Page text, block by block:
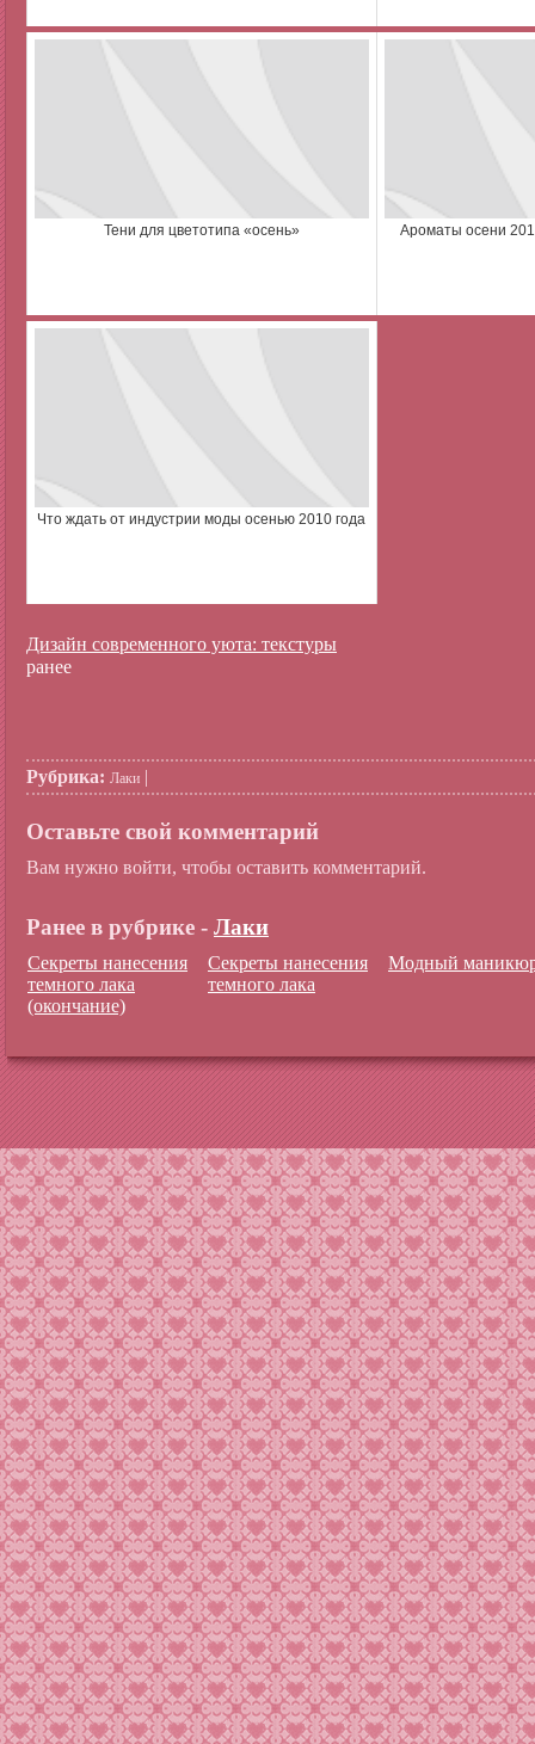
Тени для цветотипа «осень» Ароматы осени
Что ждать от индустрии моды осенью 2010 года
Дизайн современного уюта: текстуры
ранее
Рубрика: Лаки |
Оставьте свой комментарий
Вам нужно войти, чтобы оставить комментарий.
Ранее в рубрике - Лаки
Секреты нанесения
темного лака
(окончание)
Секреты нанесения
темного лака
Модный